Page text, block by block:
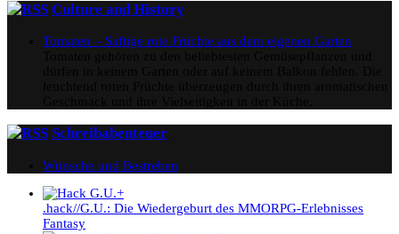
Culture and History
Tomaten – Saftige rote Früchte aus dem eigenen Garten
Schreibabenteuer
Wünsche und Bestreben
.hack//G.U.: Die Wiedergeburt des MMORPG-Erlebnisses
Fantasy